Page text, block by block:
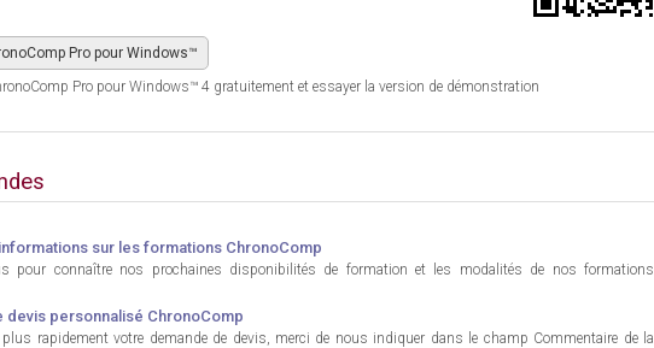
Pro pour Windows™
Pro pour Windows™ 4 gratuitement et essayer la version de démonstration
sur les formations ChronoComp
pour connaître nos prochaines disponibilités de formation et les modalités de nos formations
devis personnalisé ChronoComp
rapidement votre demande de devis, merci de nous indiquer dans le champ Commentaire de la